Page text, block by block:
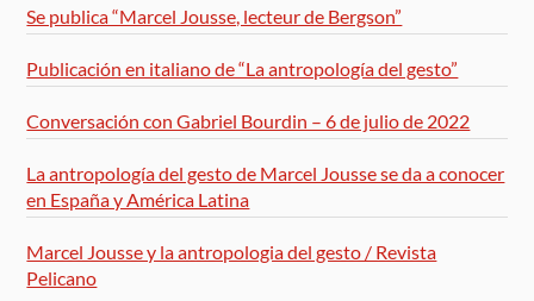
Se publica “Marcel Jousse, lecteur de Bergson”
Publicación en italiano de “La antropología del gesto”
Conversación con Gabriel Bourdin – 6 de julio de 2022
La antropología del gesto de Marcel Jousse se da a conocer
en España y América Latina
Marcel Jousse y la antropologia del gesto / Revista
Pelicano